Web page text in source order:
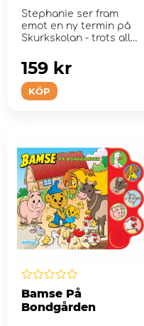
Stephanie ser fram
emot en ny termin på
Skurkskolan - trots allt
KÖP
159 kr
Bamse På
Bondgården